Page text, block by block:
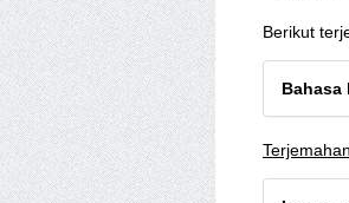
Berikut
Bahasa